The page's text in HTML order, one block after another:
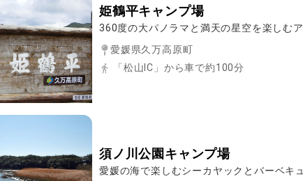
姫鶴平キャンプ場
360度の大パノラマと満天の星空を楽しむ
愛媛県久万高原町
「松山IC」から車で約100分
須ノ川公園キャンプ場
愛媛の海で楽しむシーカヤックとバーベキ